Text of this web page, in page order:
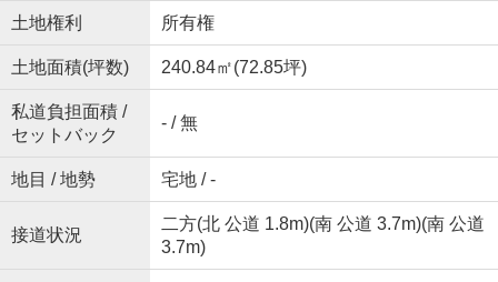
土地権利 所有権
土地面積(坪数) 240.84㎡(72.85坪)
私道負担面積 /
セットバック
- / 無
地目 / 地勢 宅地 / -
接道状況
二方(北 公道 1.8m)(南 公道 3.7m)(南 公道
3.7m)